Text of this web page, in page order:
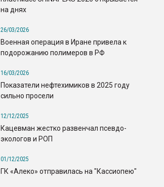
на днях
26/03/2026
Военная операция в Иране привела к
подорожанию полимеров в РФ
16/03/2026
Показатели нефтехимиков в 2025 году
сильно просели
12/12/2025
Кацевман жестко развенчал псевдо-
экологов и РОП
01/12/2025
ГК «Алеко» отправилась на "Кассиопею"